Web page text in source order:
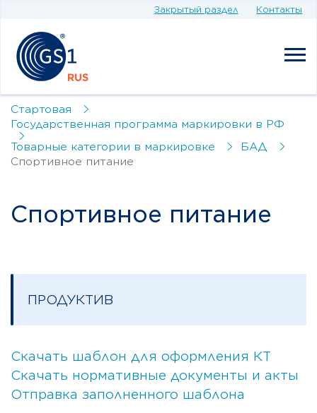
Закрытый раздел Контакты
Стартовая
Государственная программа маркировки в РФ
Товарные категории в маркировке
БАД
Спортивное питание
Спортивное питание
ПРОДУКТИВ
Скачать шаблон для оформления КТ
Скачать нормативные документы и акты
Отправка заполненного шаблона